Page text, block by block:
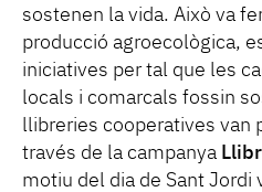
sostenen la vida. Això va
producció agroecològica,
iniciatives per tal que les
locals i comarcals fossin
llibreries cooperatives van
través de la campanya
motiu del dia de Sant Jordi